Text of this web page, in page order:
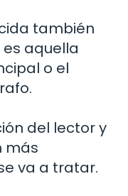
también
aquella
o el
del lector y
más
va a tratar.